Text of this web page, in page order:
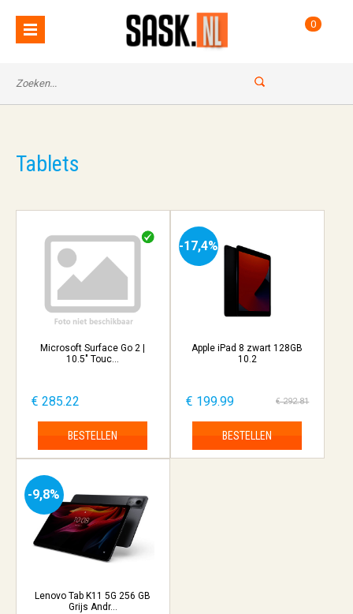
0
Tablets
Microsoft Surface Go 2 |
10.5" Touc...
€ 285.22
BESTELLEN
-17,4%
Apple iPad 8 zwart 128GB
10.2
€ 199.99 € 292.81
BESTELLEN
-9,8%
Lenovo Tab K11 5G 256 GB
Grijs Andr...